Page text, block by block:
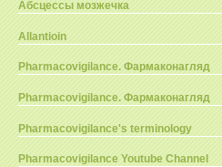
Абсцессы мозжечка
Allantioin
Pharmacovigilance. Фармаконагляд
Pharmacovigilance. Фармаконагляд
Pharmacovigilance's terminology
Pharmacovigilance Youtube Channel